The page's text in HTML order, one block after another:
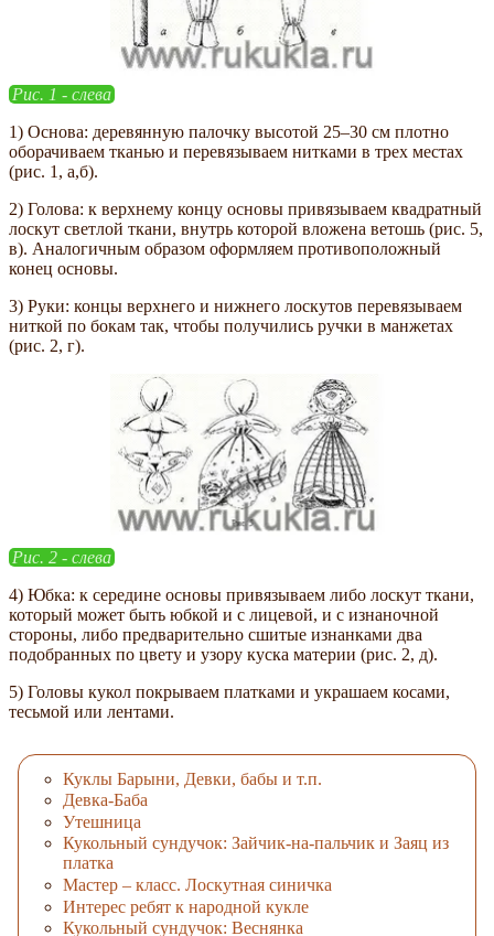
Рис. 1 - слева
1) Основа: деревянную палочку высотой 25–30 см плотно
оборачиваем тканью и перевязываем нитками в трех местах
(рис. 1, а,б).
2) Голова: к верхнему концу основы привязываем квадратный
лоскут светлой ткани, внутрь которой вложена ветошь (рис. 5,
в). Аналогичным образом оформляем противоположный
конец основы.
3) Руки: концы верхнего и нижнего лоскутов перевязываем
ниткой по бокам так, чтобы получились ручки в манжетах
(рис. 2, г).
Рис. 2 - слева
4) Юбка: к середине основы привязываем либо лоскут ткани,
который может быть юбкой и с лицевой, и с изнаночной
стороны, либо предварительно сшитые изнанками два
подобранных по цвету и узору куска материи (рис. 2, д).
5) Головы кукол покрываем платками и украшаем косами,
тесьмой или лентами.
Куклы Барыни, Девки, бабы и т.п.
Девка-Баба
Утешница
Кукольный сундучок: Зайчик-на-пальчик и Заяц из
платка
Мастер – класс. Лоскутная синичка
Интерес ребят к народной кукле
Кукольный сундучок: Веснянка